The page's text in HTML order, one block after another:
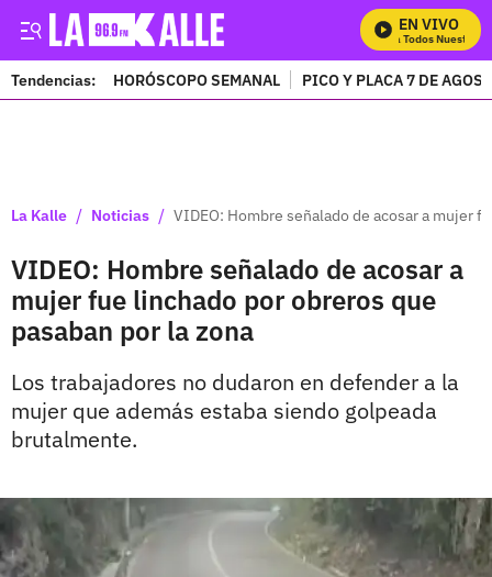
EN VIVO
Mira Todos Nuestros
Tendencias: HORÓSCOPO SEMANAL PICO Y PLACA 7 DE
La Kalle / Noticias / VIDEO: Hombre señalado de acosar a mujer
VIDEO: Hombre señalado de acosar a
mujer fue linchado por obreros que
pasaban por la zona
Los trabajadores no dudaron en defender a la
mujer que además estaba siendo golpeada
brutalmente.